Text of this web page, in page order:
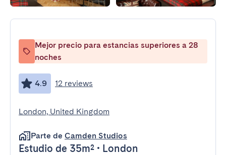
Mejor precio para estancias superiores a 28
noches
4.9 12 reviews
London, United Kingdom
Parte de Camden Studios
Estudio de 35m² • London